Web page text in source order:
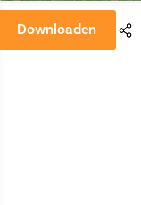
Downloaden